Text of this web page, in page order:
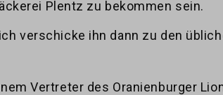
Plentz zu bekommen sein.
verschicke ihn dann zu den
Vertreter des Oranienburger